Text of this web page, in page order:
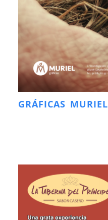
GRÁFICAS MURIEL